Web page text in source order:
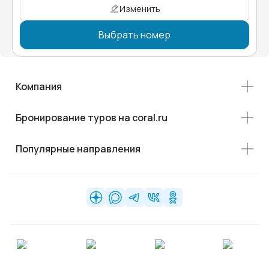
Изменить
Выбрать номер
Компания
Бронирование туров на coral.ru
Популярные направления